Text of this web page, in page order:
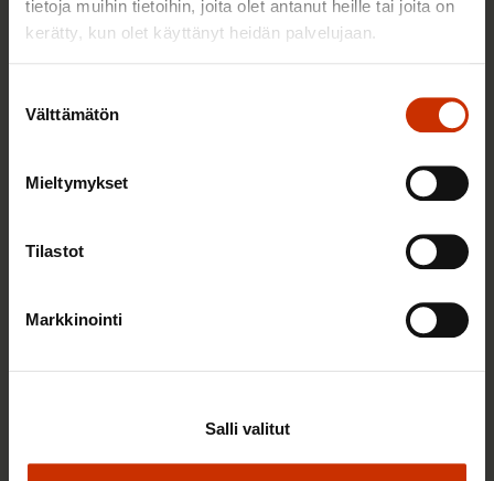
tietoja muihin tietoihin, joita olet antanut heille tai joita on
kerätty, kun olet käyttänyt heidän palvelujaan.
valinta
Välttämätön
Mieltymykset
Tilastot
Markkinointi
Salli valitut
Työmarkkinakeskusjärjestöt: Tuottava ja